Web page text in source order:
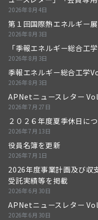
2026年8月4日
第１回国際熱エネルギー
2026年8月3日
「季報エネルギー総合
2026年8月3日
季報エネルギー総合工学
2026年8月3日
APNetニュースレター
2026年7月27日
２０２６年度夏季休日に
2026年7月13日
役員名簿を更新
2026年7月1日
2026年度事業計画及び収
受託実績等を掲載
2026年6月30日
APNetニュースレター
2026年6月30日